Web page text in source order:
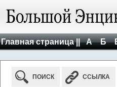
Главная страница || А Б
ПОИСК ССЫЛКА